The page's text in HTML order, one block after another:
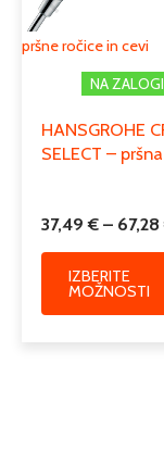
Podkategorija3
pršne ročice in cevi
NA ZALOGI
HANSGROHE
SELECT –
37,49€ – 67,28
IZBERITE
MOŽNOSTI